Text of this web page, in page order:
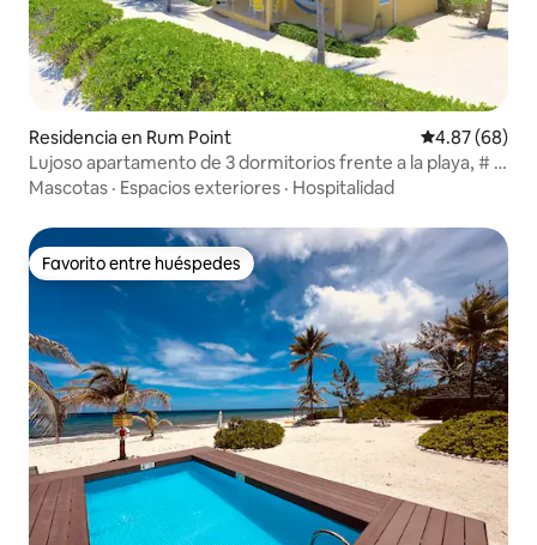
Residencia en Rum Point Calificación
4.87 (68)
Lujoso apartamento de 3 dormitorios frente a la playa, # 5
Yellow, vistas impresionantes
Mascotas · Espacios exteriores · Hospitalidad
Favorito entre huéspedes
Favorito entre huéspedes